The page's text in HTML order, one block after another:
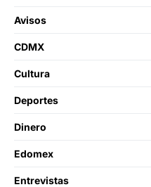
Avisos
CDMX
Cultura
Deportes
Dinero
Edomex
Entrevistas